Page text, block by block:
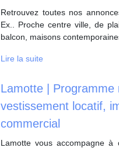
Retrouvez toutes nos
Ex.. Proche centre ville, de
balcon, maisons
Lire la suite
Lamotte |
vestis­se­ment locatif,
commercial
Lamotte vous accompagne